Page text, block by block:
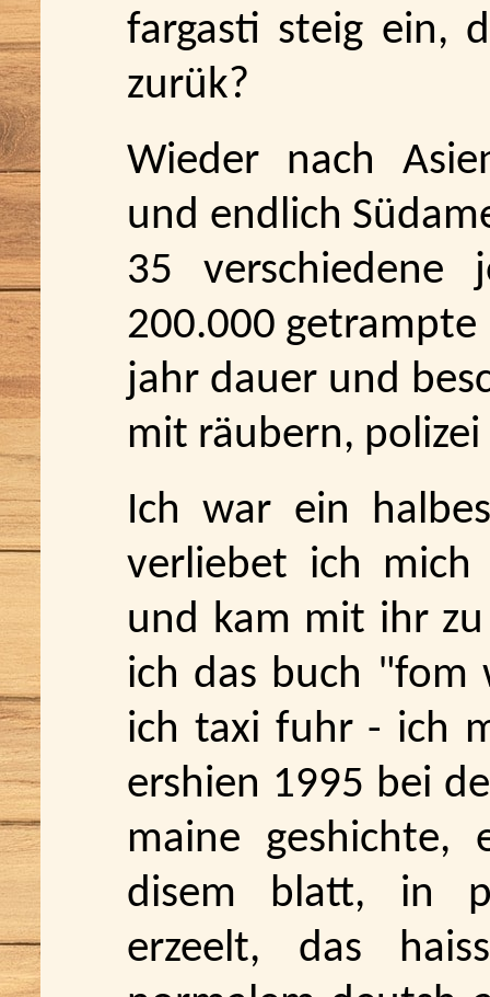
fargasti steig ein,
zurük?
Wieder nach
und endlich
35 verschiedene
200.000
jahr dauer und
mit räubern,
Ich war ein
verliebet ich
und kam mit ihr
ich das buch "fom
ich taxi fuhr - ich
ershien 1995 bei
maine geshichte,
disem blatt, in
erzeelt, das